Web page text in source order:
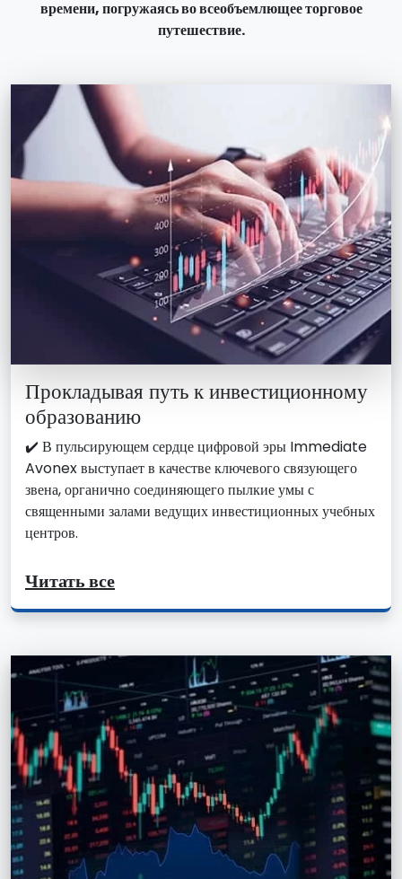
времени, погружаясь во всеобъемлющее торговое
путешествие.
Прокладывая путь к инвестиционному
образованию
✔️ В пульсирующем сердце цифровой эры Immediate
Avonex выступает в качестве ключевого связующего
звена, органично соединяющего пылкие умы с
священными залами ведущих инвестиционных учебных
центров.
Читать все